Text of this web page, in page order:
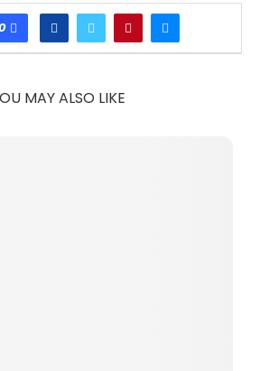
MAY ALSO LIKE